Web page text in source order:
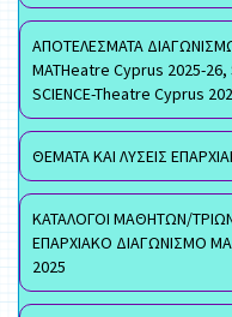
ΑΠΟΤΕΛΕΣΜΑΤΑ
MATHeatre Cyprus 2025-26,
SCIENCE-Theatre Cyprus
ΘΕΜΑΤΑ ΚΑΙ ΛΥΣΕΙΣ
ΚΑΤΑΛΟΓΟΙ ΜΑΘΗΤΩΝ/
ΕΠΑΡΧΙΑΚΟ ΔΙΑΓΩΝΙΣΜΟ
2025